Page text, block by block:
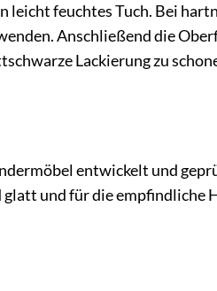
leicht feuchtes Tuch. Bei
Anschließend die
Lackierung zu
entwickelt und
und für die empfindliche